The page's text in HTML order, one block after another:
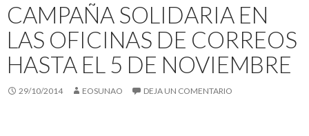
CAMPAÑA SOLIDARIA EN
LAS OFICINAS DE CORREOS
HASTA EL 5 DE NOVIEMBRE
29/10/2014 EOSUNAO DEJA UN COMENTARIO